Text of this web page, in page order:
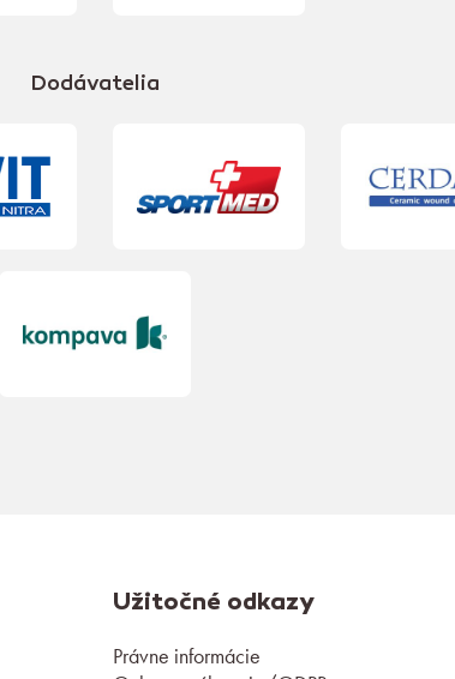
Dodávatelia
Užitočné odkazy
Právne informácie